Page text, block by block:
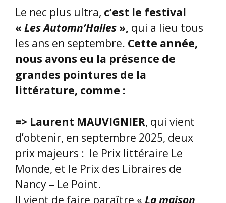
nous avons eu la présence de
grandes pointures de la
littérature, comme :
=> Laurent MAUVIGNIER, qui vient
d’obtenir, en septembre 2025, deux
Monde, et le Prix des Libraires de
Nancy – Le Point.
Il vient de faire paraître «La maison
vide» (aux Editions de Minuit), maison
familiale laissée vide de tout occupant
depuis longtemps, et où il tente de